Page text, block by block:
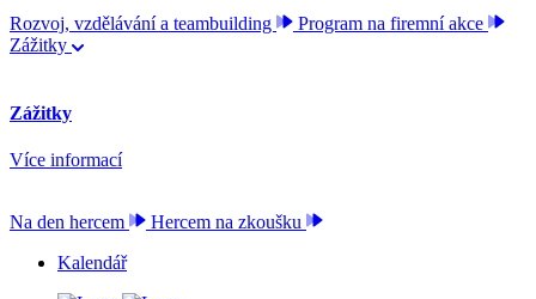
Rozvoj, vzdělávání a teambuilding
Program na firemní akce
Zážitky
Zážitky
Více informací
Na den hercem
Hercem na zkoušku
Kalendář